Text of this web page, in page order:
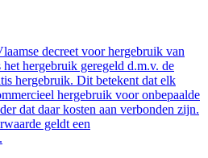
decreet voor hergebruik van
hergebruik geregeld d.m.v. de
hergebruik. Dit betekent dat elk
hergebruik voor onbepaalde
dat daar kosten aan verbonden zijn.
geldt een